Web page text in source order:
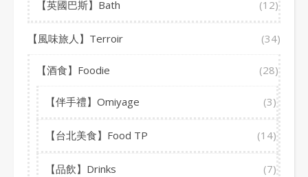
【英國巴斯】Bath (12)
【風味旅人】Terroir (34)
【酒食】Foodie (28)
【伴手禮】Omiyage (3)
【台北美食】Food TP (14)
【品飲】Drinks (7)